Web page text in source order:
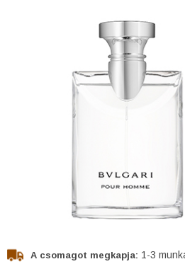
A csomagot megkapja: 1-3